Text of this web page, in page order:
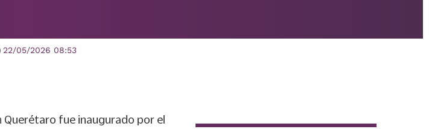
22/05/2026 08:53
Querétaro fue inaugurado por el